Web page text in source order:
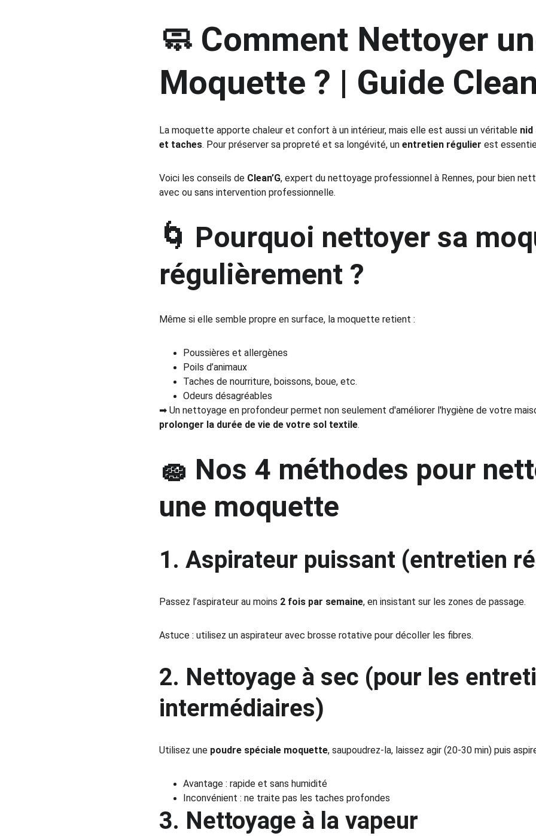
🧼 Comment Nettoyer
Moquette ? | Guide
La moquette apporte chaleur et confort à un intérieur, mais elle est aussi un véritable nid
et taches. Pour préserver sa propreté et sa longévité, un entretien régulier est
Voici les conseils de Clean’G, expert du nettoyage professionnel à Rennes, pour bien
avec ou sans intervention professionnelle.
🌀 Pourquoi nettoyer sa
régulièrement ?
Même si elle semble propre en surface, la moquette retient :
Poussières et allergènes
Poils d’animaux
Taches de nourriture, boissons, boue, etc.
Odeurs désagréables
➡ Un nettoyage en profondeur permet non seulement d'améliorer l'hygiène de votre
prolonger la durée de vie de votre sol textile.
🧽 Nos 4 méthodes pour
une moquette
1. Aspirateur puissant (entretien
Passez l’aspirateur au moins 2 fois par semaine, en insistant sur les zones de passage.
Astuce : utilisez un aspirateur avec brosse rotative pour décoller les fibres.
2. Nettoyage à sec (pour les
intermédiaires)
Utilisez une poudre spéciale moquette, saupoudrez-la, laissez agir (20-30 min) puis
Avantage : rapide et sans humidité
Inconvénient : ne traite pas les taches profondes
3. Nettoyage à la vapeur